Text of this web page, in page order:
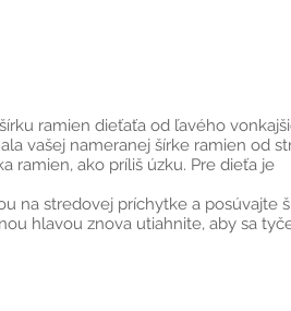
ramien dieťaťa od ľavého
vašej nameranej šírke ramien od
ramien, ako príliš úzku. Pre dieťa je
na stredovej príchytke a posúvajte
hlavou znova utiahnite, aby sa